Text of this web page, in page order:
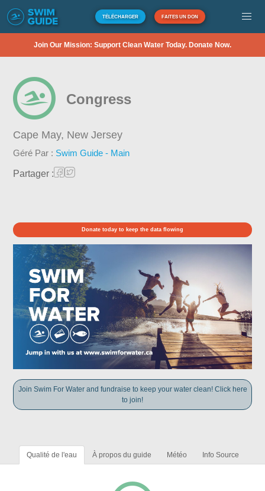
TÉLÉCHARGER FAITES UN DON
Join Our Mission: Support Clean Water Today. Donate Now.
Congress
Cape May, New Jersey
Géré Par : Swim Guide - Main
Partager :
Donate today to keep the data flowing
Join Swim For Water and fundraise to keep your water clean! Click here
to join!
Qualité de l'eau À propos du guide Météo Info Source